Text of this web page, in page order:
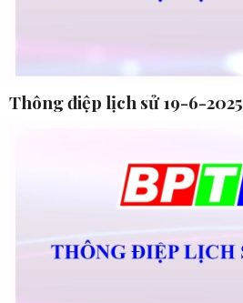
Thông điệp lịch sử 19-6-2025